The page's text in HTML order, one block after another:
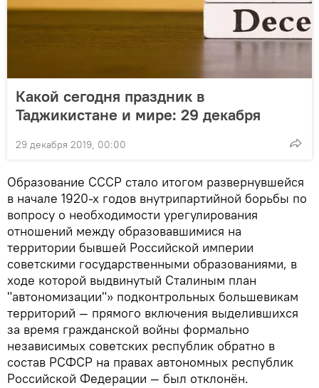
Какой сегодня праздник в
Таджикистане и мире: 29 декабря
29 декабря 2019, 00:00
Образование СССР стало итогом развернувшейся
в начале 1920-х годов внутрипартийной борьбы по
вопросу о необходимости урегулирования
отношений между образовавшимися на
территории бывшей Российской империи
советскими государственными образованиями, в
ходе которой выдвинутый Сталиным план
"автономизации"» подконтрольных большевикам
территорий — прямого включения выделившихся
за время гражданской войны формально
независимых советских республик обратно в
состав РСФСР на правах автономных республик
Российской Федерации — был отклонён.